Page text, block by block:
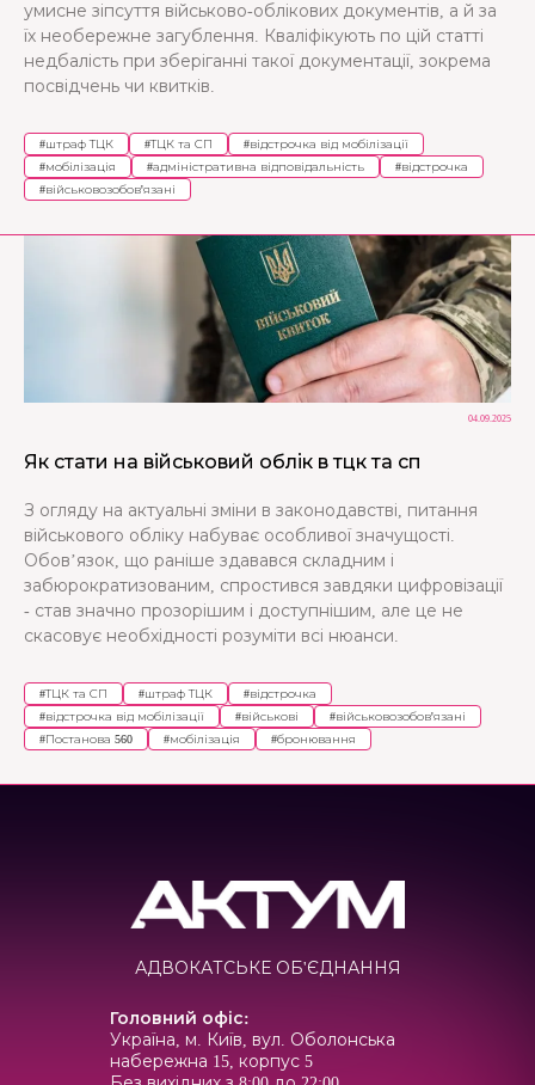
умисне зіпсуття військово-облікових документів, а й за
їх необережне загублення. Кваліфікують по цій статті
недбалість при зберіганні такої документації, зокрема
посвідчень чи квитків.
#штраф ТЦК #ТЦК та СП #відстрочка від мобілізації
#мобілізація #адміністративна відповідальність #відстрочка
#військовозобов'язані
04.09.2025
Як стати на військовий облік в тцк та сп
З огляду на актуальні зміни в законодавстві, питання
військового обліку набуває особливої значущості.
Обов’язок, що раніше здавався складним і
забюрократизованим, спростився завдяки цифровізації
- став значно прозорішим і доступнішим, але це не
скасовує необхідності розуміти всі нюанси.
#ТЦК та СП #штраф ТЦК #відстрочка
#відстрочка від мобілізації #військові #військовозобов'язані
#Постанова 560 #мобілізація #бронювання
АДВОКАТСЬКЕ ОБ'ЄДНАННЯ
Головний офіс:
Україна, м. Київ, вул. Оболонська
набережна 15, корпус 5